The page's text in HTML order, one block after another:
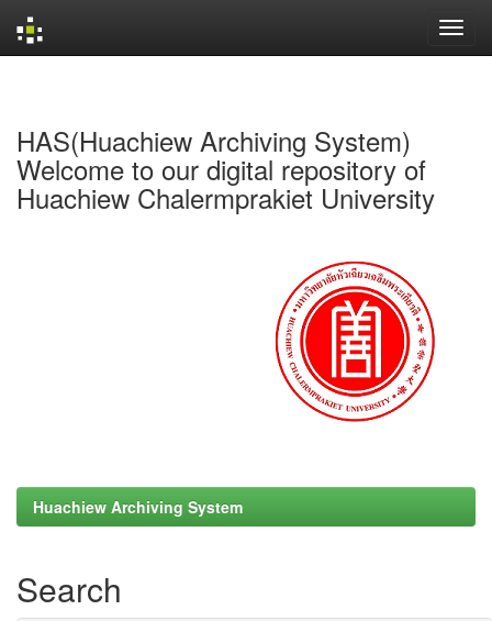
HAS(Huachiew Archiving System)
Welcome to our digital repository of
Huachiew Chalermprakiet University
Huachiew Archiving System
Search